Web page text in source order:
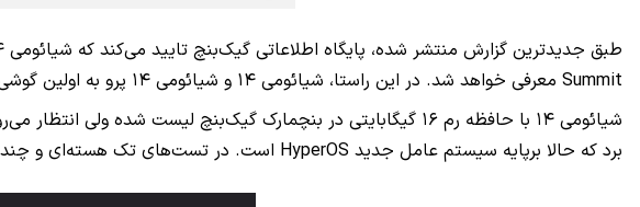
Summit معرفی خواهد شد. در این راستا، شیائومی ۱۴ و شیائومی ۱۴ پرو به اولین گوشی‌های بازار بدل خواهند شد که با تراشه اسنپدراگون ۸ نسل سه عرضه می‌شوند.
برد که حالا برپایه سیستم عامل جدید HyperOS است. در تست‌های تک هسته‌ای و چند هسته‌ای گیک‌بنچ ۶، شیائومی ۱۴ به ترتیب امتیازهای ۲۲۴۴ و ۶۸۲۰ را به خود اختصاص داده است.